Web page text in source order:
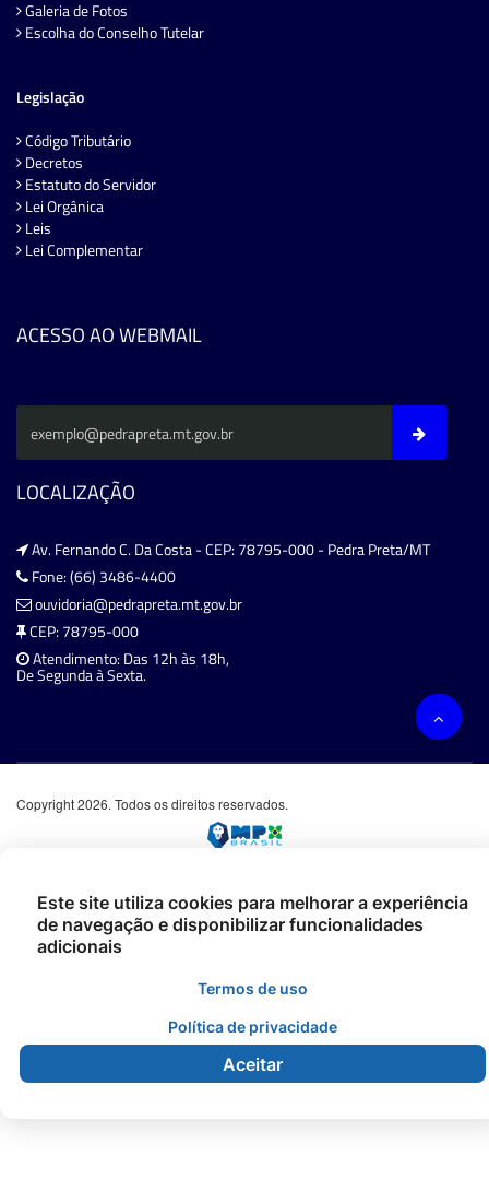
Galeria de Fotos
Escolha do Conselho Tutelar
Legislação
Código Tributário
Decretos
Estatuto do Servidor
Lei Orgânica
Leis
Lei Complementar
ACESSO AO WEBMAIL
LOCALIZAÇÃO
Av. Fernando C. Da Costa - CEP: 78795-000 - Pedra Preta/MT
Fone: (66) 3486-4400
ouvidoria@pedrapreta.mt.gov.br
CEP: 78795-000
Atendimento: Das 12h às 18h,
De Segunda à Sexta.
Copyright 2026. Todos os direitos reservados.
Este site utiliza cookies para melhorar a experiência
de navegação e disponibilizar funcionalidades
adicionais
Termos de uso
Política de privacidade
Aceitar